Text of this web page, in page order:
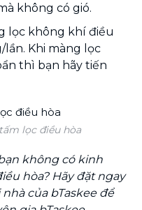
không có gió.
lọc không khí điều
lần. Khi màng lọc
thì bạn hãy tiến
lọc điều hòa
không có kinh
hòa? Hãy đặt ngay
nhà của bTaskee để